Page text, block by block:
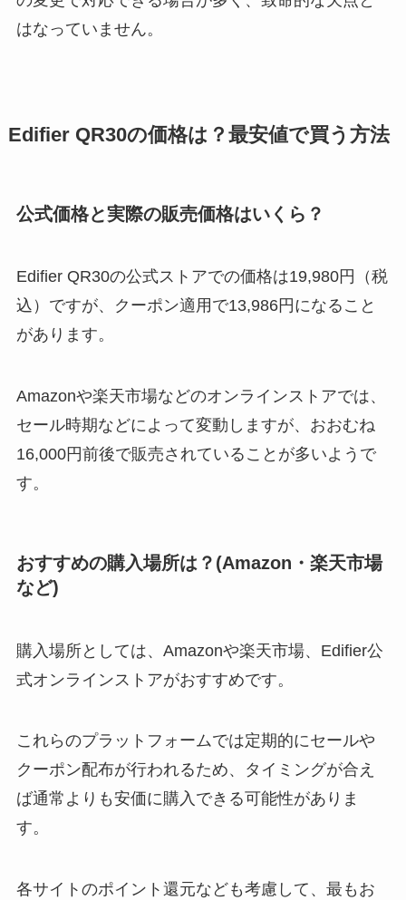
はなっていません。
Edifier QR30の価格は？最安値で買う方法
公式価格と実際の販売価格はいくら？
Edifier QR30の公式ストアでの価格は19,980円（税
込）ですが、クーポン適用で13,986円になること
があります。
Amazonや楽天市場などのオンラインストアでは、
セール時期などによって変動しますが、おおむね
16,000円前後で販売されていることが多いようで
す。
おすすめの購入場所は？(Amazon・楽天市場
など)
購入場所としては、Amazonや楽天市場、Edifier公
式オンラインストアがおすすめです。
これらのプラットフォームでは定期的にセールや
クーポン配布が行われるため、タイミングが合え
ば通常よりも安価に購入できる可能性がありま
す。
各サイトのポイント還元なども考慮して、最もお